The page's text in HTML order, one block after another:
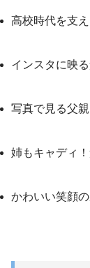
高校時代を支
インスタに映
写真で見る父
姉もキャディ
かわいい笑顔